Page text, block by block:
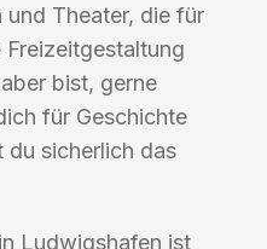
und Theater, die für
bist, gerne
für Geschichte
du sicherlich das
Ludwigshafen ist